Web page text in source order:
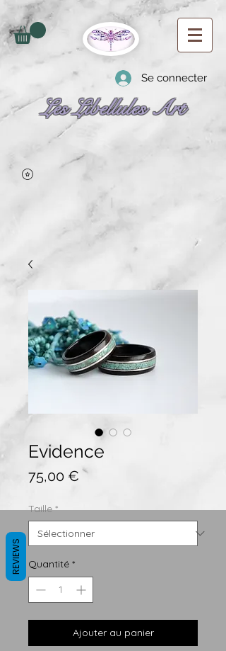
Se connecter
Les Libellules Art
Evidence
75,00 € Prix
Taille *
Quantité *
Ajouter au panier
REVIEWS